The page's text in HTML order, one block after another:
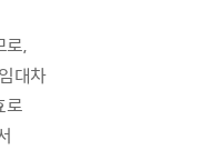
로,
대차
로